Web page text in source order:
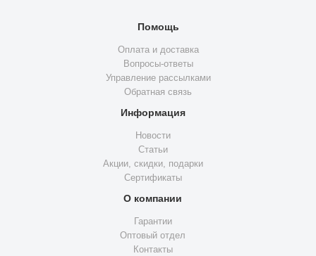
Помощь
Оплата и доставка
Вопросы-ответы
Управление рассылками
Обратная связь
Информация
Новости
Статьи
Акции, скидки, подарки
Сертификаты
О компании
Гарантии
Оптовый отдел
Контакты